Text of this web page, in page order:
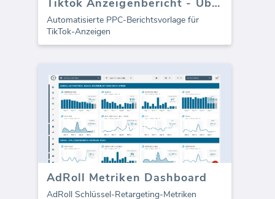
Tiktok Anzeigenbericht - Überblick
Automatisierte PPC-Berichtsvorlage für
TikTok-Anzeigen
AdRoll Metriken Dashboard
AdRoll Schlüssel-Retargeting-Metriken